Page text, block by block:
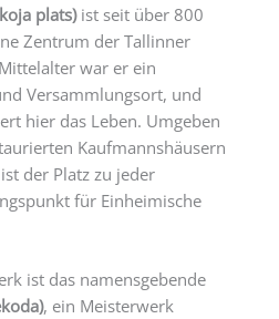
plats)ist seit über 800
Zentrum der Tallinner
war er ein
Versammlungsort, und
hier das Leben. Umgeben
Kaufmannshäusern
der Platz zu jeder
für Einheimische
ist das namensgebende
, ein Meisterwerk